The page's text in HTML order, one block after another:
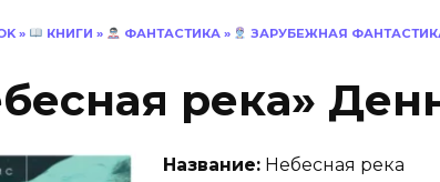
» КНИГИ » ФАНТАСТИКА» ЗАРУБЕЖНАЯ
река»
Название: Небесная река